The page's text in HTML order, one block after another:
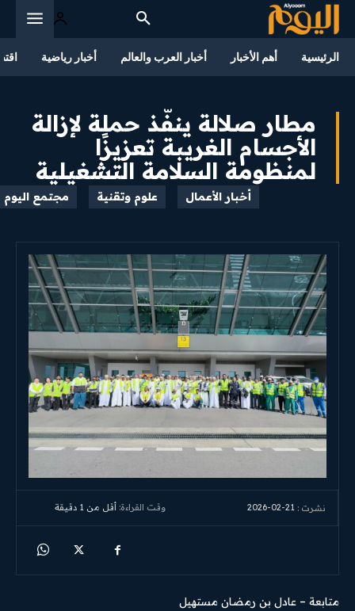
الرئيسية أهم الأخبار أخبار العرب والعالم أخبار رياضية
مطار صلالة ينفّذ حملة لإزالة
الأجسام الغريبة تعزيزًا
لمنظومة السلامة التشغيلية
أخبار الأعمال علوم وتقنية مجتمع اليوم
نشرت : 2026-02-21 وقت القراءة: أقل من 1 دقيقة
متابعة – عادل بن رمضان مستهيل